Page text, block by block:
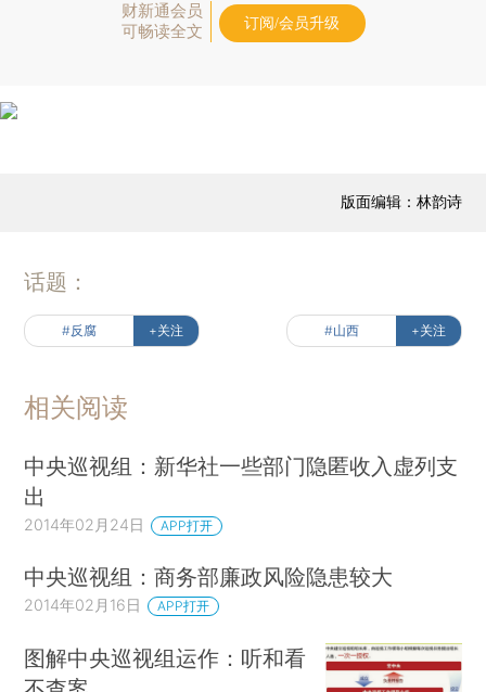
财新通会员
可畅读全文
订阅/会员升级
版面编辑：林韵诗
话题：
#反腐 +关注 #山西 +关注
相关阅读
中央巡视组：新华社一些部门隐匿收入虚列支
出
2014年02月24日 APP打开
中央巡视组：商务部廉政风险隐患较大
2014年02月16日 APP打开
图解中央巡视组运作：听和看